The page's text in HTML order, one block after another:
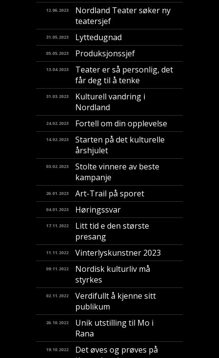
12.06.2023
Nordland Teater søker ny
teatersjef
31.05.2023 Lyttedugnad
05.05.2023 Produksjonssjef
13.04.2023
Teater er så personlig, det
får deg til å tenke
31.03.2023
Kulturell vandring i
Nordland
24.02.2023 Fortell om din opplevelse
14.02.2023
Starten på det kulturelle
årshjulet
03.02.2023
Stolte vinnere av beste
kampanje
26.01.2023 Art-Trail på sporet
04.01.2023 Høringssvar
17.11.2022
Litt tid e den største
presang
11.11.2022 Vinterlyskunstner 2023
09.11.2022
Nordisk kulturliv må
styrkes
02.11.2022
Verdifullt å kjenne sitt
publikum
26.10.2022
Unik utstilling til Mo i
Rana
19.10.2022
Det øves og prøves på